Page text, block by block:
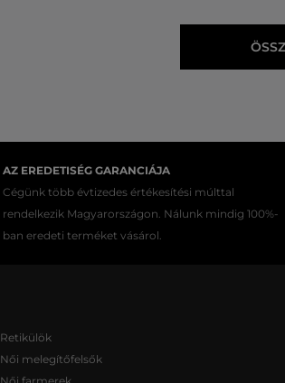
AZ EREDETISÉG GARANCIÁJA
Cégünk több évtizedes értékesítési múlttal
rendelkezik Magyarországon. Nálunk mindig 100%-
ban eredeti terméket vásárol.
Retikülök
Női melegítőfelsők